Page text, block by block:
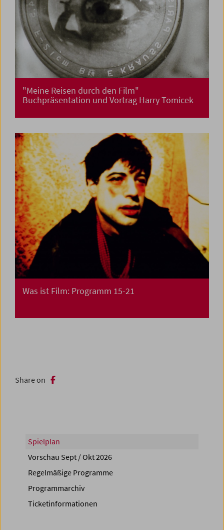
"Meine Reisen durch den Film"
Buchpräsentation und Vortrag Harry Tomicek
Was ist Film: Programm 15-21
Share on
Spielplan
Vorschau Sept / Okt 2026
Regelmäßige Programme
Programmarchiv
Ticketinformationen